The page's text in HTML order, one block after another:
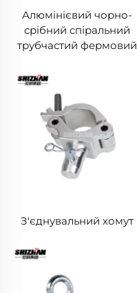
Алюмінієвий чорно-
срібний спіральний
трубчастий фермовий
виставкових
конструкцій із
алюмінієвим затискним
хомутом
З'єднувальний хомут